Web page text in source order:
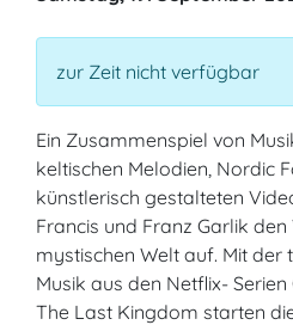
zur Zeit nicht verfügbar
Ein Zusammenspiel von
keltischen Melodien, Nordic
künstlerisch gestalteten
Francis und Franz Garlik
mystischen Welt auf. Mit der
Musik aus den Netflix-
The Last Kingdom starten